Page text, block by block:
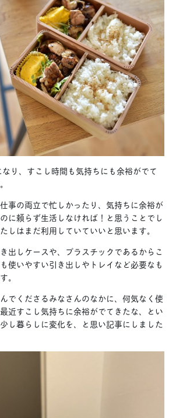
り、すこし時間も気持ちにも余裕がでて
事の両立で忙しかったり、気持ちに余裕が
に頼らず生活しなければ！と思うことでし
しはまだ利用していていいと思います。
出しケースや、プラスチックであるからこ
使いやすい引き出しやトレイなど必要なも
。
でくださるみなさんのなかに、何気なく使
近すこし気持ちに余裕がでてきたな、とい
し暮らしに変化を、と思い記事にしました